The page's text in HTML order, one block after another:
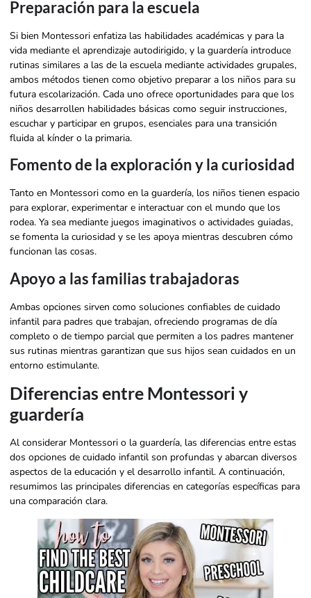
Preparación para la escuela
Si bien Montessori enfatiza las habilidades académicas y para la
vida mediante el aprendizaje autodirigido, y la guardería introduce
rutinas similares a las de la escuela mediante actividades grupales,
ambos métodos tienen como objetivo preparar a los niños para su
futura escolarización. Cada uno ofrece oportunidades para que los
niños desarrollen habilidades básicas como seguir instrucciones,
escuchar y participar en grupos, esenciales para una transición
fluida al kínder o la primaria.
Fomento de la exploración y la curiosidad
Tanto en Montessori como en la guardería, los niños tienen espacio
para explorar, experimentar e interactuar con el mundo que los
rodea. Ya sea mediante juegos imaginativos o actividades guiadas,
se fomenta la curiosidad y se les apoya mientras descubren cómo
funcionan las cosas.
Apoyo a las familias trabajadoras
Ambas opciones sirven como soluciones confiables de cuidado
infantil para padres que trabajan, ofreciendo programas de día
completo o de tiempo parcial que permiten a los padres mantener
sus rutinas mientras garantizan que sus hijos sean cuidados en un
entorno estimulante.
Diferencias entre Montessori y
guardería
Al considerar Montessori o la guardería, las diferencias entre estas
dos opciones de cuidado infantil son profundas y abarcan diversos
aspectos de la educación y el desarrollo infantil. A continuación,
resumimos las principales diferencias en categorías específicas para
una comparación clara.